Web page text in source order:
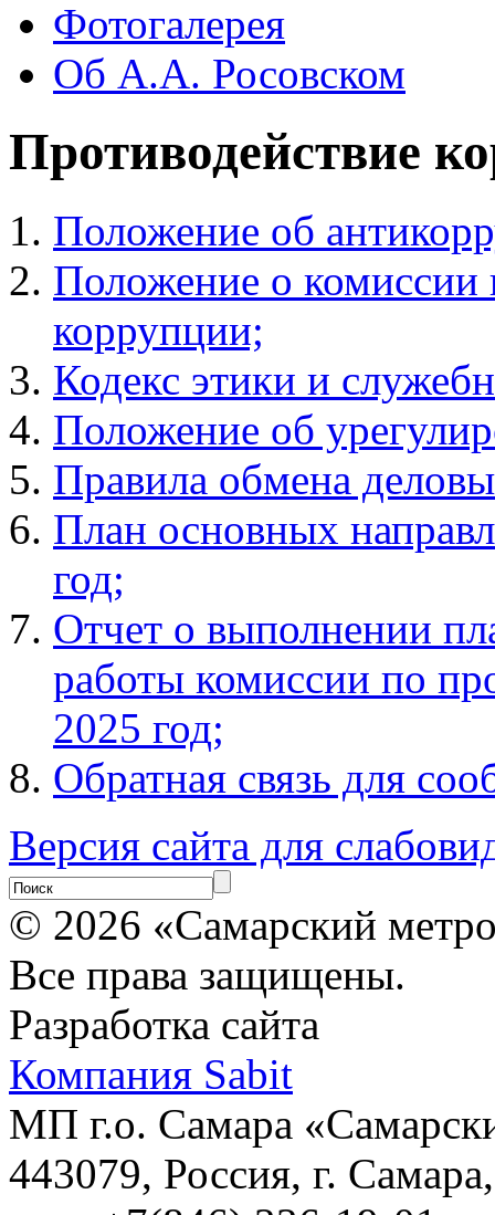
Фотогалерея
Об А.А. Росовском
Противодействие
Положение об
Положение о комиссии
коррупции;
Кодекс этики и
Положение об
Правила обмена
План основных
год;
Отчет о выполнении
работы комиссии по
2025 год;
Обратная связь для
Версия сайта для
© 2026 «Самарский
Все права защищены.
Разработка сайта
Компания Sabit
МП г.о. Самара
443079, Россия, г.